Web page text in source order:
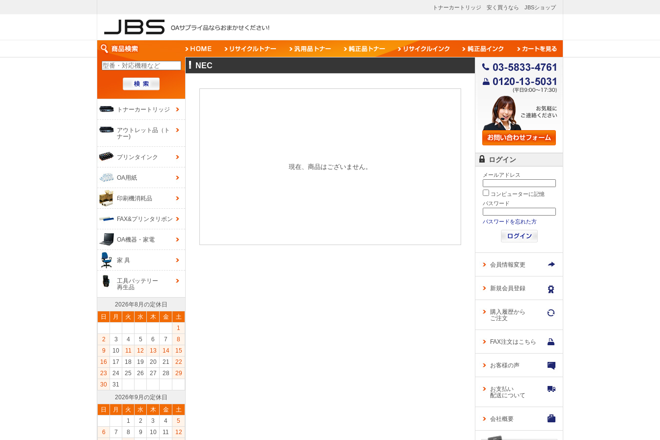
トナーカートリッジ 安く買うなら JBSショップ
トナーカートリッジ
アウトレット品（ト
ナー)
プリンタインク
OA用紙
印刷機消耗品
FAX&プリンタリボン
OA機器・家電
家 具
工具バッテリー
再生品
2026年8月の定休日
日
月 火 水 木 金
土
1
2
3 4 5 6 7
8
9
10 11 12 13 14
15
16
17 18 19 20 21
22
23
24 25 26 27 28
29
30
31
2026年9月の定休日
日
月 火 水 木 金
土
1
2 3 4
5
6
7 8 9 10 11 12
NEC
現在、商品はございません。
ログイン
メールアドレス
コンピューターに記憶
パスワード
パスワードを忘れた方
会員情報変更
新規会員登録
購入履歴から
ご注文
FAX注文はこちら
お客様の声
お支払い
配送について
会社概要